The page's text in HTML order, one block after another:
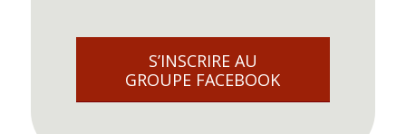
S’INSCRIRE AU
GROUPE FACEBOOK